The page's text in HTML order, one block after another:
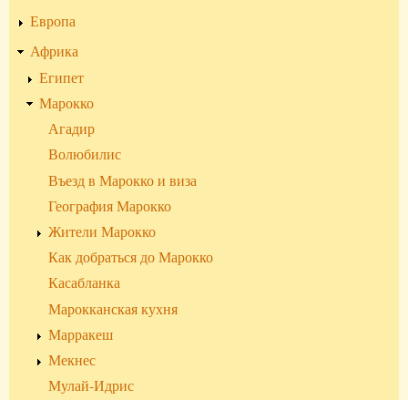
до
Марокко
Европа
Африка
Египет
Марокко
Агадир
Волюбилис
Въезд в Марокко и виза
География Марокко
Жители Марокко
Как добраться до Марокко
Касабланка
Марокканская кухня
Марракеш
Мекнес
Мулай-Идрис